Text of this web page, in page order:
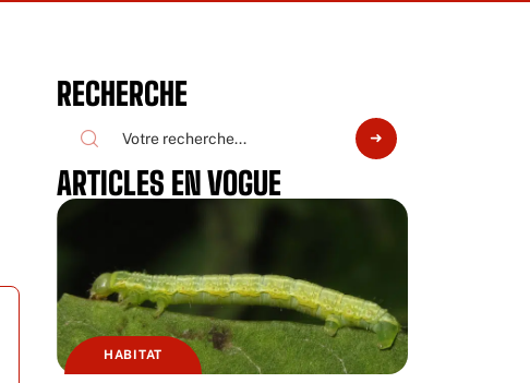
RECHERCHE
ARTICLES EN VOGUE
HABITAT